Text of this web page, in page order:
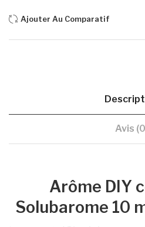
Ajouter Au Comparatif
Avis
Arôme DIY
Solubarome 10